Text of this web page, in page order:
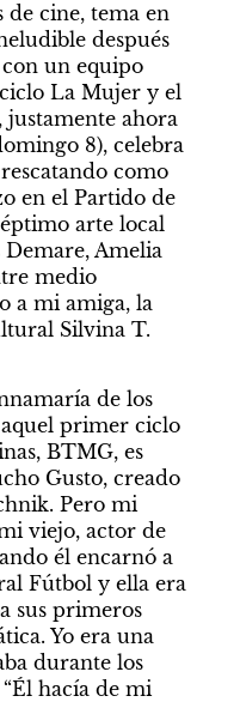
de cine, tema en
después
un equipo
La Mujer y el
justamente ahora
8), celebra
rescatando como
en el Partido de
arte local
Amelia
medio
a mi amiga, la
Silvina T.
de los
primer ciclo
BTMG, es
Gusto, creado
Pero mi
viejo, actor de
él encarnó a
Fútbol y ella era
sus primeros
Yo era una
durante los
hacía de mi